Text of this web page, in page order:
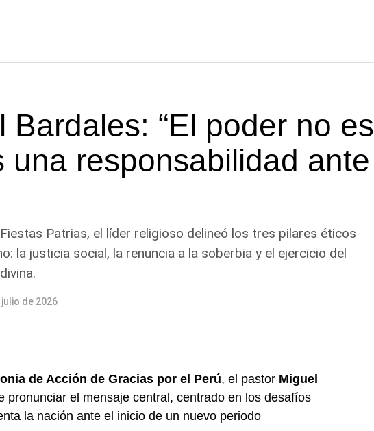
Bardales: “El poder no es
una responsabilidad ante
Patrias, el líder religioso delineó los tres pilares éticos
la justicia social, la renuncia a la soberbia y el ejercicio del
julio de 2026
de Acción de Gracias por el Perú, el pastor Miguel
pronunciar el mensaje central, centrado en los desafíos
la nación ante el inicio de un nuevo periodo